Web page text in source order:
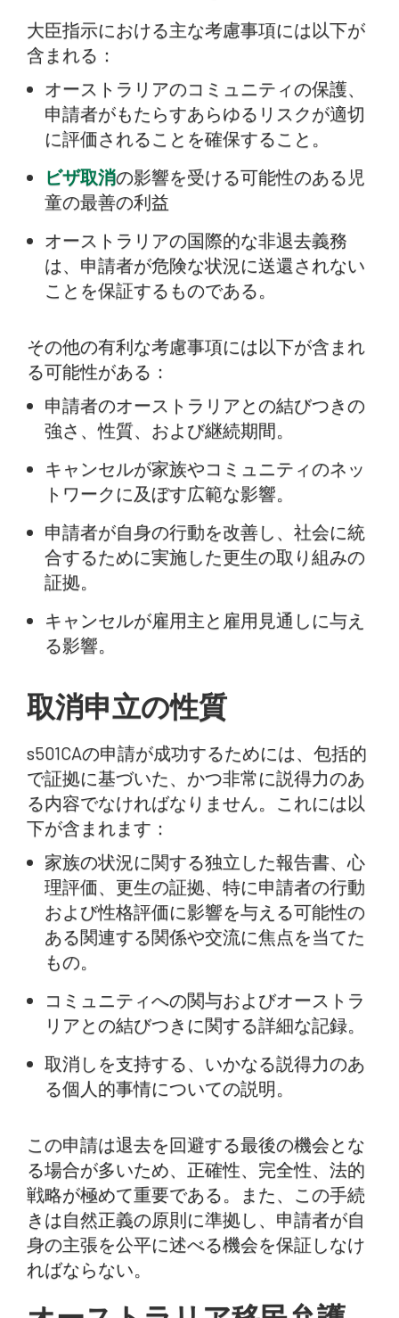
大臣指示における主な考慮事項には以下が
含まれる：
オーストラリアのコミュニティの保護、
申請者がもたらすあらゆるリスクが適切
に評価されることを確保すること。
ビザ取消の影響を受ける可能性のある児
童の最善の利益
オーストラリアの国際的な非退去義務
は、申請者が危険な状況に送還されない
ことを保証するものである。
その他の有利な考慮事項には以下が含まれ
る可能性がある：
申請者のオーストラリアとの結びつきの
強さ、性質、および継続期間。
キャンセルが家族やコミュニティのネッ
トワークに及ぼす広範な影響。
申請者が自身の行動を改善し、社会に統
合するために実施した更生の取り組みの
証拠。
キャンセルが雇用主と雇用見通しに与え
る影響。
取消申立の性質
s501CAの申請が成功するためには、包括的
で証拠に基づいた、かつ非常に説得力のあ
る内容でなければなりません。これには以
下が含まれます：
家族の状況に関する独立した報告書、心
理評価、更生の証拠、特に申請者の行動
および性格評価に影響を与える可能性の
ある関連する関係や交流に焦点を当てた
もの。
コミュニティへの関与およびオーストラ
リアとの結びつきに関する詳細な記録。
取消しを支持する、いかなる説得力のあ
る個人的事情についての説明。
この申請は退去を回避する最後の機会とな
る場合が多いため、正確性、完全性、法的
戦略が極めて重要である。また、この手続
きは自然正義の原則に準拠し、申請者が自
身の主張を公平に述べる機会を保証しなけ
ればならない。